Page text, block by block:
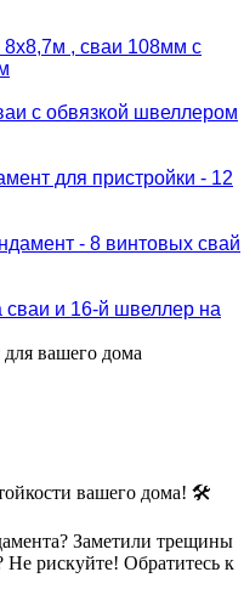
, сваи 108мм с
с обвязкой швеллером
для пристройки - 12
- 8 винтовых свай
и 16-й швеллер на
вашего дома
вашего дома! 🛠
Заметили трещины
рискуйте! Обратитесь к